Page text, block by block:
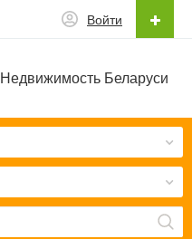
Недвижимость Беларуси
Войти